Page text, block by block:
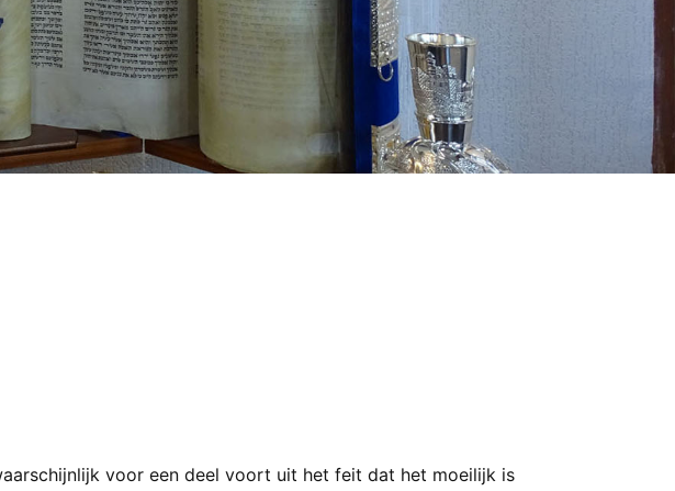
voor een deel voort uit het feit dat het moeilijk is